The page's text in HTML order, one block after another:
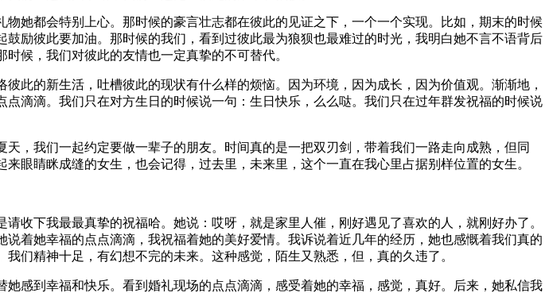
她都会特别上心。那时候的豪言壮志都在彼此的见证之下，一个一个实现。比如，期末的时候
励彼此要加油。那时候的我们，看到过彼此最为狼狈也最难过的时光，我明白她不言不语背后
候，我们对彼此的友情也一定真挚的不可替代。
此的新生活，吐槽彼此的现状有什么样的烦恼。因为环境，因为成长，因为价值观。渐渐地，
滴滴。我们只在对方生日的时候说一句：生日快乐，么么哒。我们只在过年群发祝福的时候说
，我们一起约定要做一辈子的朋友。时间真的是一把双刃剑，带着我们一路走向成熟，但同
眼睛眯成缝的女生，也会记得，过去里，未来里，这个一直在我心里占据别样位置的女生。
收下我最最真挚的祝福哈。她说：哎呀，就是家里人催，刚好遇见了喜欢的人，就刚好办了。
着她幸福的点点滴滴，我祝福着她的美好爱情。我诉说着近几年的经历，她也感慨着我们真的
们精神十足，有幻想不完的未来。这种感觉，陌生又熟悉，但，真的久违了。
感到幸福和快乐。看到婚礼现场的点点滴滴，感受着她的幸福，感觉，真好。后来，她私信我